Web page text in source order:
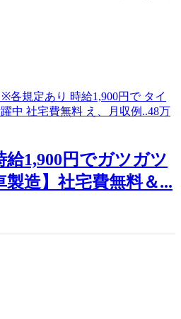
1,900円でガツガツ
造】社宅費無料＆...